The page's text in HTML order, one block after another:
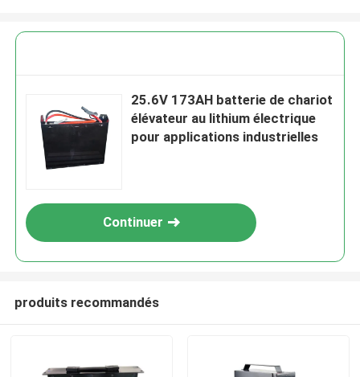
25.6V 173AH batterie de chariot
élévateur au lithium électrique
pour applications industrielles
Continuer
produits recommandés